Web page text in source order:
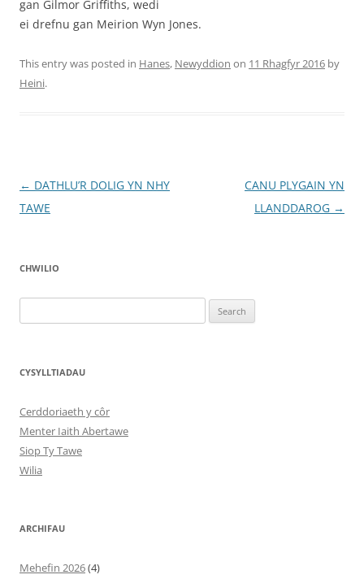
gan Gilmor Griffiths, wedi
ei drefnu gan Meirion Wyn Jones.
This entry was posted in Hanes, Newyddion on 11 Rhagfyr 2016 by
Heini.
Post
navigation
← DATHLU’R DOLIG YN NHY
TAWE
CANU PLYGAIN YN
LLANDDAROG →
CHWILIO
for:
CYSYLLTIADAU
Cerddoriaeth y côr
Menter Iaith Abertawe
Siop Ty Tawe
Wilia
ARCHIFAU
Mehefin 2026(4)